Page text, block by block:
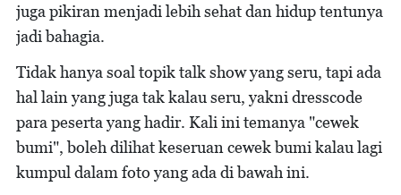
juga pikiran menjadi lebih sehat dan hidup tentunya
jadi bahagia.
Tidak hanya soal topik talk show yang seru, tapi ada
hal lain yang juga tak kalau seru, yakni dresscode
para peserta yang hadir. Kali ini temanya "cewek
bumi", boleh dilihat keseruan cewek bumi kalau lagi
kumpul dalam foto yang ada di bawah ini.